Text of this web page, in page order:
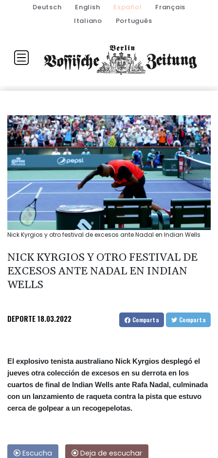
Deutsch English Español
Français
Italiano
Português
Nick Kyrgios y otro festival de excesos ante Nadal en Indian Wells
NICK KYRGIOS Y OTRO FESTIVAL DE
EXCESOS ANTE NADAL EN INDIAN
WELLS
DEPORTE18.03.2022 Comparta Comparta
El explosivo tenista australiano Nick Kyrgios desplegó el
jueves otra colección de excesos en su derrota en los
cuartos de final de Indian Wells ante Rafa Nadal, culminada
con un lanzamiento de raqueta contra la pista que estuvo
cerca de golpear a un recogepelotas.
Escucha Deja de escuchar